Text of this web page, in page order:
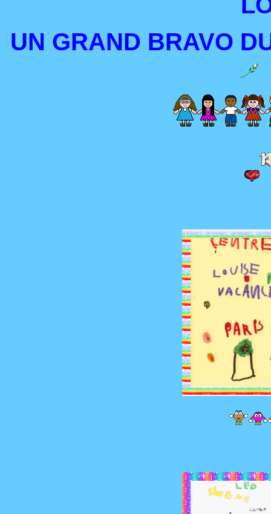
UN GRAND BRAVO